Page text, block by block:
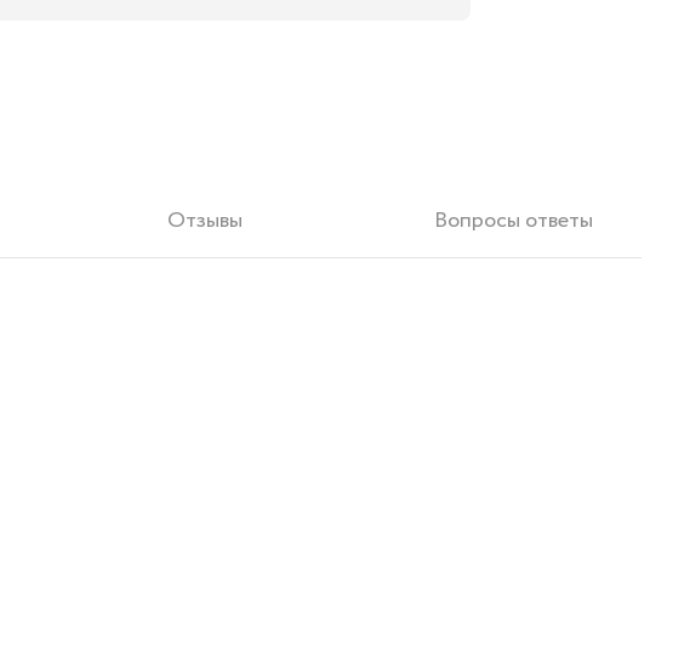
Отзывы Вопросы ответы